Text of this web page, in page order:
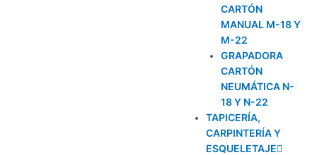
CARTÓN
MANUAL M-18 Y
M-22
GRAPADORA
CARTÓN
NEUMÁTICA N-
18 Y N-22
TAPICERÍA,
CARPINTERÍA Y
ESQUELETAJE